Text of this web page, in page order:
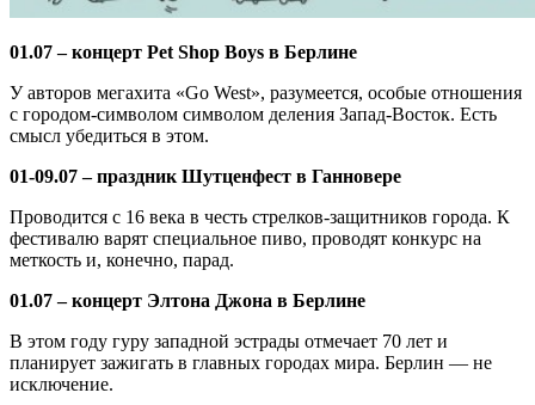
01.07 – концерт Pet Shop Boys в Берлине
У авторов мегахита «Go West», разумеется, особые отношения
с городом-символом символом деления Запад-Восток. Есть
смысл убедиться в этом.
01-09.07 – праздник Шутценфест в Ганновере
Проводится с 16 века в честь стрелков-защитников города. К
фестивалю варят специальное пиво, проводят конкурс на
меткость и, конечно, парад.
01.07 – концерт Элтона Джона в Берлине
В этом году гуру западной эстрады отмечает 70 лет и
планирует зажигать в главных городах мира. Берлин — не
исключение.